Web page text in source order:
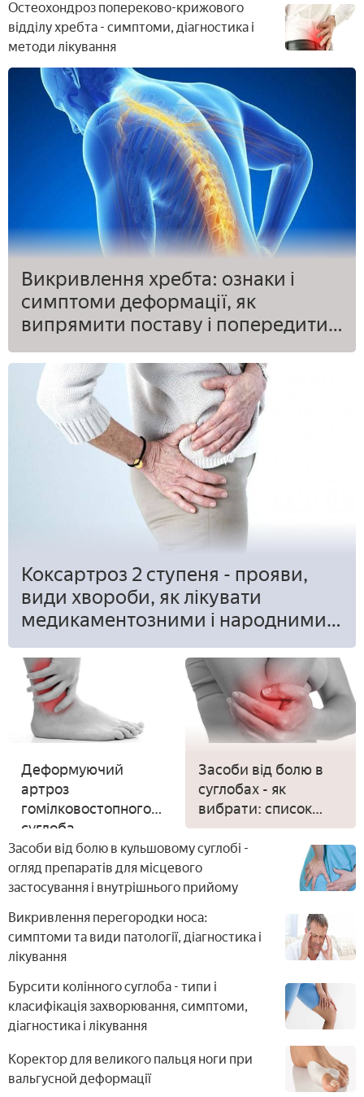
Остеохондроз попереково-крижового
відділу хребта - симптоми, діагностика і
методи лікування
Викривлення хребта: ознаки і
симптоми деформації, як
випрямити поставу і попередити
сколіоз, лордоз і кіфоз
Коксартроз 2 ступеня - прояви,
види хвороби, як лікувати
медикаментозними і народними
засобами
Деформуючий
артроз
гомілковостопного
суглоба -
діагностика і
профілактика,
лікувальна дієта і
Засоби від болю в
суглобах - як
вибрати: список
ліків, ціни, відгуки
про лікування
Засоби від болю в кульшовому суглобі -
огляд препаратів для місцевого
застосування і внутрішнього прийому
Викривлення перегородки носа:
симптоми та види патології, діагностика і
лікування
Бурсити колінного суглоба - типи і
класифікація захворювання, симптоми,
діагностика і лікування
Коректор для великого пальця ноги при
вальгусной деформації